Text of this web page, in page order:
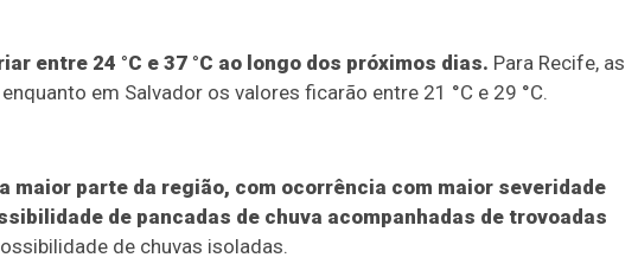
entre 24 °C e 37 °C ao longo dos próximos dias. Para Recife, as
em Salvador os valores ficarão entre 21 °C e 29 °C.
maior parte da região, com ocorrência com maior severidade
de pancadas de chuva acompanhadas de trovoadas
de chuvas isoladas.